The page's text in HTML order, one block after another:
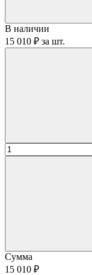
В наличии
15 010 ₽ за шт.
Сумма
15 010 ₽